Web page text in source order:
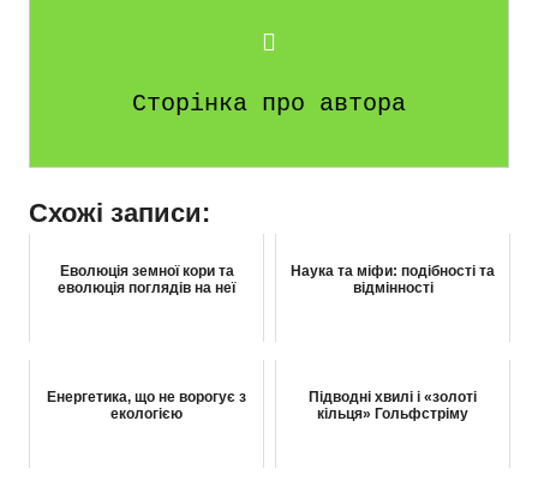
Сторінка про автора
Схожі записи:
Еволюція земної кори та
еволюція поглядів на неї
Наука та міфи: подібності та
відмінності
Енергетика, що не ворогує з
екологією
Підводні хвилі і «золоті
кільця» Гольфстріму